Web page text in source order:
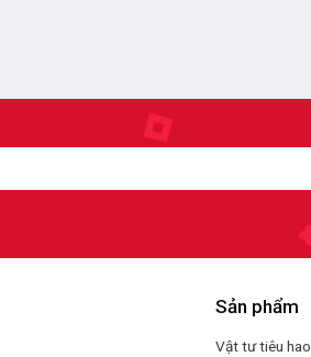
Sản phẩm
Vật tư tiêu hao